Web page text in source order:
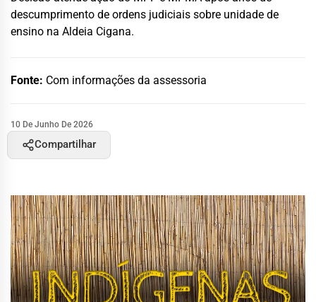
descumprimento de ordens judiciais sobre unidade de
ensino na Aldeia Cigana.
Fonte: Com informações da assessoria
10 De Junho De 2026
Compartilhar